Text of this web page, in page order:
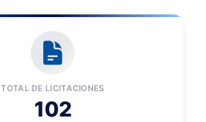
TOTAL DE LICITACIONES
102